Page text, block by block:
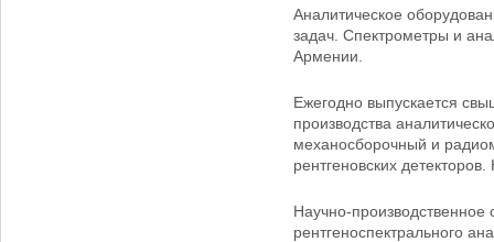
Аналитическое
задач. Спектрометры и
Армении.
Ежегодно выпускается
производства
механосборочный и
рентгеновских
Научно-
рентгеноспектрального